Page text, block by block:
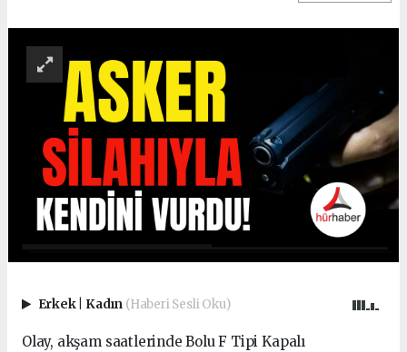
Erkek Kadın (Haberi Sesli Oku)
Olay, akşam saatlerinde Bolu F Tipi Kapalı